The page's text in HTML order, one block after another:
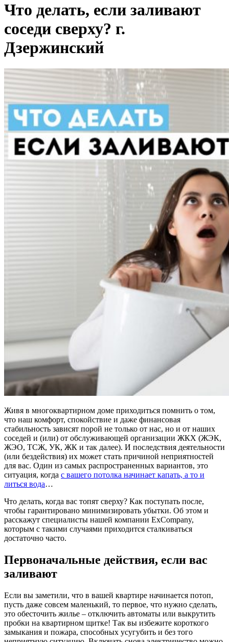
Что делать, если заливают
соседи сверху? г.
Дзержинский
Живя в многоквартирном доме приходиться помнить о том,
что наш комфорт, спокойствие и даже финансовая
стабильность зависят порой не только от нас, но и от наших
соседей и (или) от обслуживающей организации ЖКХ (ЖЭК,
ЖЭО, ТСЖ, УК, ЖК и так далее). И последствия деятельности
(или бездействия) их может стать причиной неприятностей
для вас. Один из самых распространенных вариантов, это
ситуация, когда с вашего потолка начинает капать, а то и
литься вода…
Что делать, когда вас топят сверху? Как поступать после,
чтобы гарантировано минимизировать убытки. Об этом и
расскажут специалисты нашей компании ExCompany,
которым с такими случаями приходится сталкиваться
достаточно часто.
Первоначальные действия, если вас
заливают
Если вы заметили, что в вашей квартире начинается потоп,
пусть даже совсем маленький, то первое, что нужно сделать,
это обесточить жилье – отключить автоматы или выкрутить
пробки на квартирном щитке! Так вы избежите короткого
замыкания и пожара, способных усугубить и без того